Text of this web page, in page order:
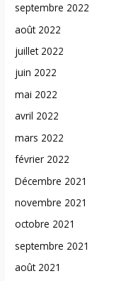
septembre 2022
août 2022
juillet 2022
juin 2022
mai 2022
avril 2022
mars 2022
février 2022
Décembre 2021
novembre 2021
octobre 2021
septembre 2021
août 2021